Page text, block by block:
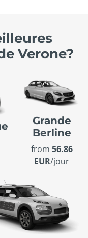
Verone?
Grande
Berline
from 56.86
EUR/jour